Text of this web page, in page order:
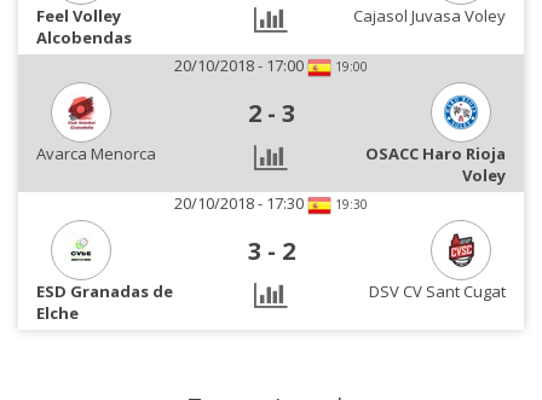
Feel Volley
Alcobendas
Cajasol Juvasa Voley
20/10/2018 - 17:00 19:00
2 - 3
Avarca Menorca
OSACC Haro Rioja
Voley
20/10/2018 - 17:30
19:30
3 - 2
ESD Granadas de
Elche
DSV CV Sant Cugat